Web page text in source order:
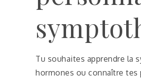
Tu souhaites apprendre la
hormones ou connaître tes